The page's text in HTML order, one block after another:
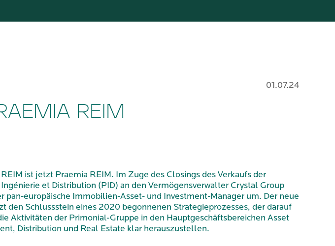
01.07.24
REIM
ist jetzt Praemia REIM. Im Zuge des Closings des Verkaufs der
et Distribution (PID) an den Vermögensverwalter Crystal Group
pan-europäische Immobilien-Asset- und Investment-Manager um. Der neue
den Schlussstein eines 2020 begonnenen Strategieprozesses, der darauf
Aktivitäten der Primonial-Gruppe in den Hauptgeschäftsbereichen Asset
Distribution und Real Estate klar herauszustellen.